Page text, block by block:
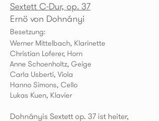
Sextett C-Dur, op. 37
Ernö von Dohnányi
Besetzung:
Werner Mittelbach, Klarinette
Christian Loferer, Horn
Anne Schoenholtz, Geige
Carla Usberti, Viola
Hanno Simons, Cello
Lukas Kuen, Klavier
Dohnányis Sextett op. 37 ist heiter,